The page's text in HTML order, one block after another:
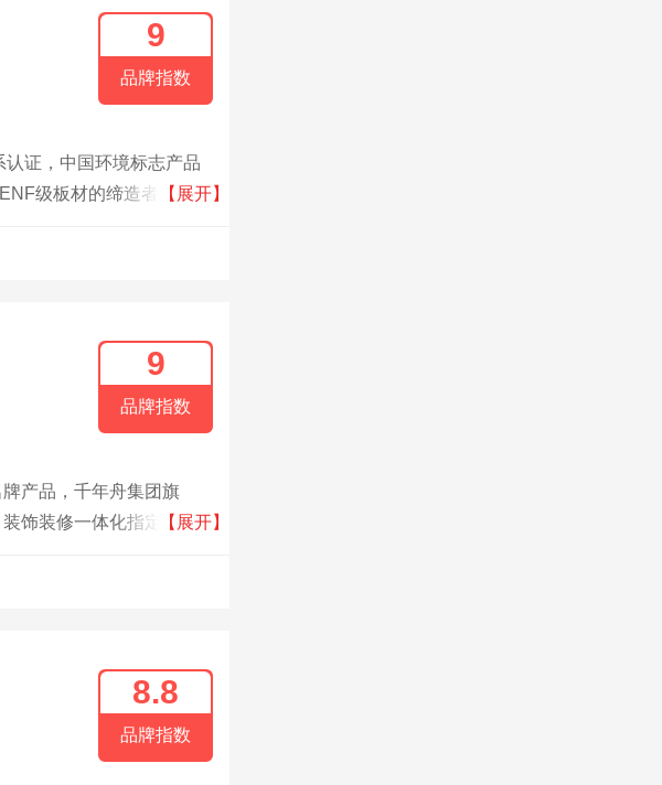
9
品牌指数
证，中国环境标志产品
级板材的缔造者，阻【展开】
9
品牌指数
产品，千年舟集团旗
饰装修一体化指定绿色
【展开】
8.8
品牌指数